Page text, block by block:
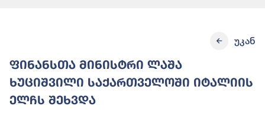
ფინანსთა მინისტრი ლაშა
ხუციშვილი საქართველოში იტალიის
ელჩს შეხვდა
უკან